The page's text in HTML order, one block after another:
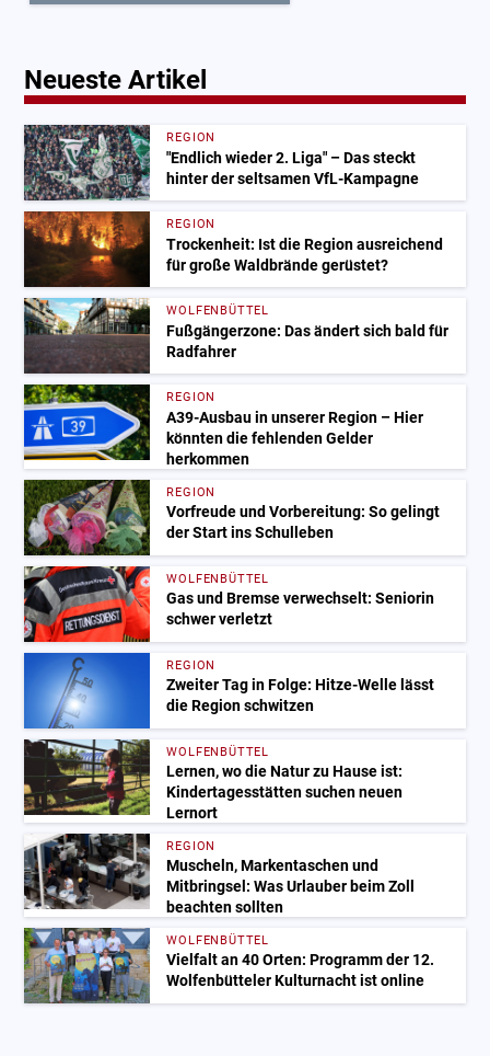
Neueste Artikel
REGION
"Endlich wieder 2. Liga" – Das steckt
hinter der seltsamen VfL-Kampagne
REGION
Trockenheit: Ist die Region ausreichend
für große Waldbrände gerüstet?
WOLFENBÜTTEL
Fußgängerzone: Das ändert sich bald für
Radfahrer
REGION
A39-Ausbau in unserer Region – Hier
könnten die fehlenden Gelder
herkommen
REGION
Vorfreude und Vorbereitung: So gelingt
der Start ins Schulleben
WOLFENBÜTTEL
Gas und Bremse verwechselt: Seniorin
schwer verletzt
REGION
Zweiter Tag in Folge: Hitze-Welle lässt
die Region schwitzen
WOLFENBÜTTEL
Lernen, wo die Natur zu Hause ist:
Kindertagesstätten suchen neuen
Lernort
REGION
Muscheln, Markentaschen und
Mitbringsel: Was Urlauber beim Zoll
beachten sollten
WOLFENBÜTTEL
Vielfalt an 40 Orten: Programm der 12.
Wolfenbütteler Kulturnacht ist online